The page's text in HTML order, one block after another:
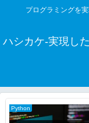
プログラミングを
ハシカケ-実現し
Python